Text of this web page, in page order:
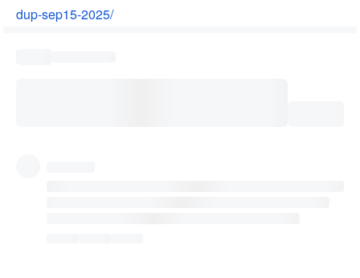
dup-sep15-2025/